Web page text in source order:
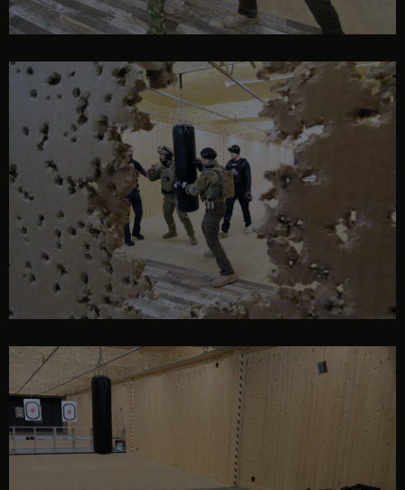
antrenament tactic
bancă de sport și sac de box